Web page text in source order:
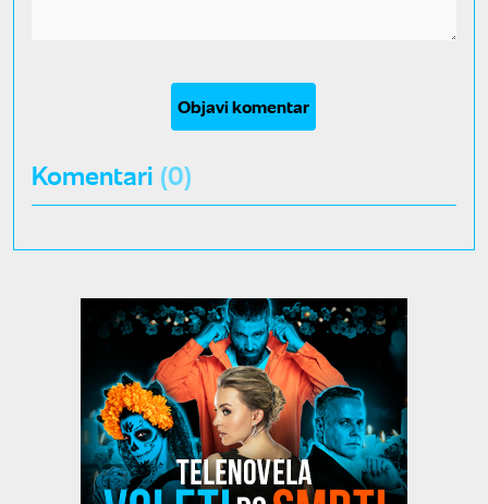
Objavi komentar
Komentari (0)